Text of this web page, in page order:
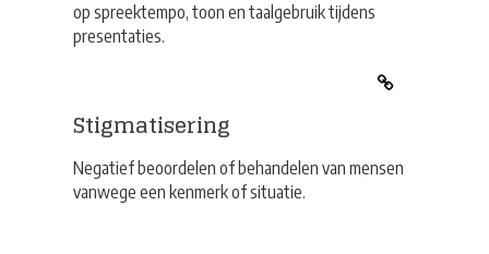
op spreektempo, toon en taalgebruik tijdens
presentaties.
Stigmatisering
Negatief beoordelen of behandelen van mensen
vanwege een kenmerk of situatie.